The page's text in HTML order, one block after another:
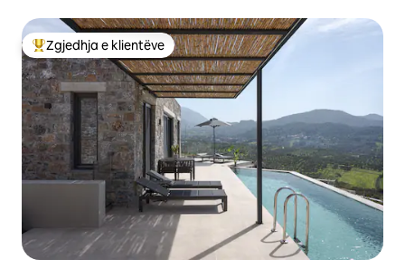
Më të mirat e zgjedhjeve të klientëve
Zgjedhja e klientëve